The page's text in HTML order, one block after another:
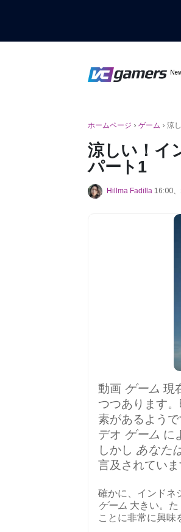
ホームページ › ゲーム › 涼
涼しい！イ
パート1
Hillma Fadilla 16:00
動画 ゲーム 現
つつあります
素があるようで
デオ ゲーム に
しかし あなた
言及されていま
確かに、インドネ
ゲーム 大きい。
ことに非常に興味